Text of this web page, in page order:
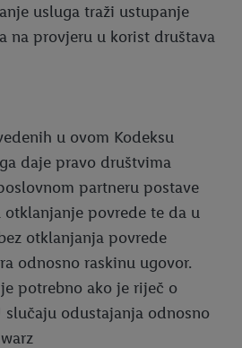
usluga traži ustupanje
na provjeru u korist društava
u ovom Kodeksu
daje pravo društvima
partneru postave
otklanjanje povrede te da u
otklanjanja povrede
odnosno raskinu ugovor.
potrebno ako je riječ o
odustajanja odnosno